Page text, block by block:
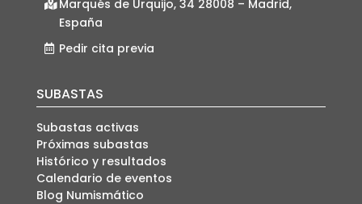
Marqués de Urquijo, 34 28008 – Madrid,
España
Pedir cita previa
SUBASTAS
Subastas activas
Próximas subastas
Histórico y resultados
Calendario de eventos
Blog Numismático